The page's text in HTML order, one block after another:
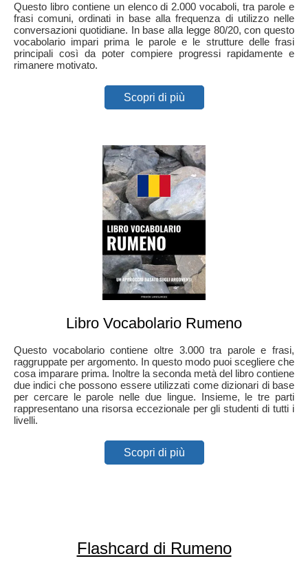
Questo libro contiene un elenco di 2.000 vocaboli, tra parole e
frasi comuni, ordinati in base alla frequenza di utilizzo nelle
conversazioni quotidiane. In base alla legge 80/20, con questo
vocabolario impari prima le parole e le strutture delle frasi
principali così da poter compiere progressi rapidamente e
rimanere motivato.
Scopri di più
Libro Vocabolario Rumeno
Questo vocabolario contiene oltre 3.000 tra parole e frasi,
raggruppate per argomento. In questo modo puoi scegliere che
cosa imparare prima. Inoltre la seconda metà del libro contiene
due indici che possono essere utilizzati come dizionari di base
per cercare le parole nelle due lingue. Insieme, le tre parti
rappresentano una risorsa eccezionale per gli studenti di tutti i
livelli.
Scopri di più
Flashcard di Rumeno